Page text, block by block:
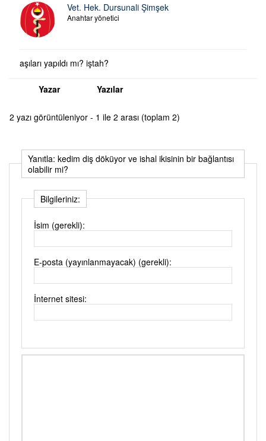
Vet. Hek. Dursunali Şimşek
Anahtar yönetici
aşıları yapıldı mı? iştah?
Yazar Yazılar
2 yazı görüntüleniyor - 1 ile 2 arası (toplam 2)
Yanıtla: kedim diş döküyor ve ishal ikisinin bir bağlantısı
olabilir mi?
Bilgileriniz:
İsim (gerekli):
E-posta (yayınlanmayacak) (gerekli):
İnternet sitesi: